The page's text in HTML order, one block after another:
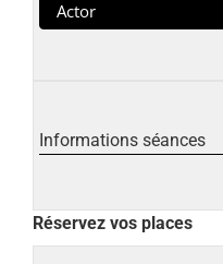
Actor
Informations séances
Réservez vos places